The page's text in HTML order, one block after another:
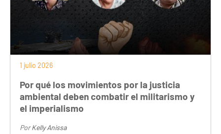
1 julio 2026
Por qué los movimientos por la justicia
ambiental deben combatir el militarismo y
el imperialismo
PorKelly Anissa